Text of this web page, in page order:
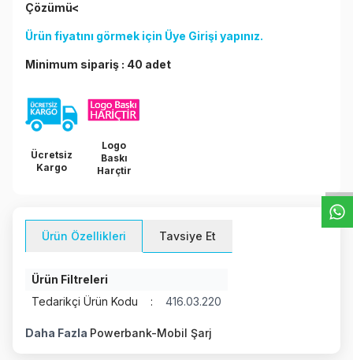
Çözümü<
Ürün fiyatını görmek için Üye Girişi yapınız.
Minimum sipariş : 40 adet
Ücretsiz
Kargo
Logo
Baskı
Harçtir
Ürün Özellikleri Tavsiye Et
Ürün Filtreleri
Tedarikçi Ürün Kodu
: 416.03.220
Daha Fazla Powerbank-Mobil Şarj